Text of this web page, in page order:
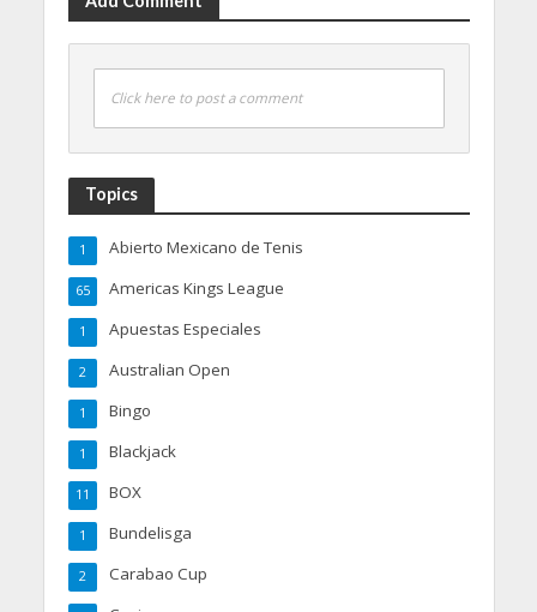
Click here to post a comment
Topics
Abierto Mexicano de Tenis
1
Americas Kings League
65
Apuestas Especiales
1
Australian Open
2
Bingo
1
Blackjack
1
BOX
11
Bundelisga
1
Carabao Cup
2